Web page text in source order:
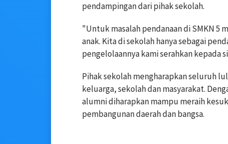
pendampingan dari pihak sekolah.
"Untuk masalah pendanaan di SMKN 5
anak. Kita di sekolah hanya sebagai
pengelolaannya kami serahkan kepada
Pihak sekolah mengharapkan seluruh
keluarga, sekolah dan masyarakat.
alumni diharapkan mampu meraih
pembangunan daerah dan bangsa.